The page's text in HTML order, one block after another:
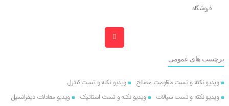
فروشگاه
برچسب های عمومی
ویدیو نکته و تست مقاومت مصالح
ویدیو نکته و تست کنترل
ویدیو نکته و تست سیالات
ویدیو نکته و تست استاتیک
ویدیو معادلات دیفرانسیل